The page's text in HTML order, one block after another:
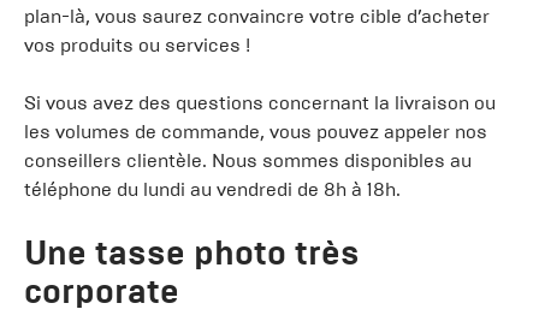
plan-là, vous saurez convaincre votre cible d’acheter
vos produits ou services !
Si vous avez des questions concernant la livraison ou
les volumes de commande, vous pouvez appeler nos
conseillers clientèle. Nous sommes disponibles au
téléphone du lundi au vendredi de 8h à 18h.
Une tasse photo très
corporate